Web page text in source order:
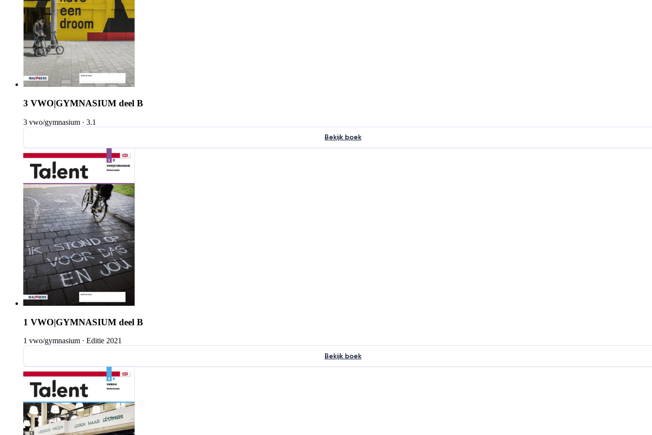
3 VWO|GYMNASIUM deel B
3 vwo/gymnasium · 3.1
Bekijk boek
1 VWO|GYMNASIUM deel B
1 vwo/gymnasium · Editie 2021
Bekijk boek